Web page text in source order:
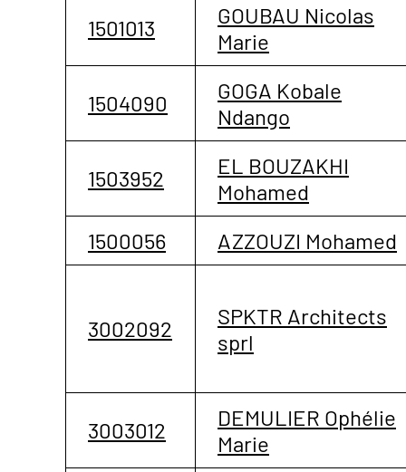
1501013
GOUBAU Nicolas
Marie
1504090
GOGA Kobale
Ndango
1503952
EL BOUZAKHI
Mohamed
1500056
AZZOUZI Mohamed
3002092
SPKTR Architects
sprl
3003012
DEMULIER Ophélie
Marie